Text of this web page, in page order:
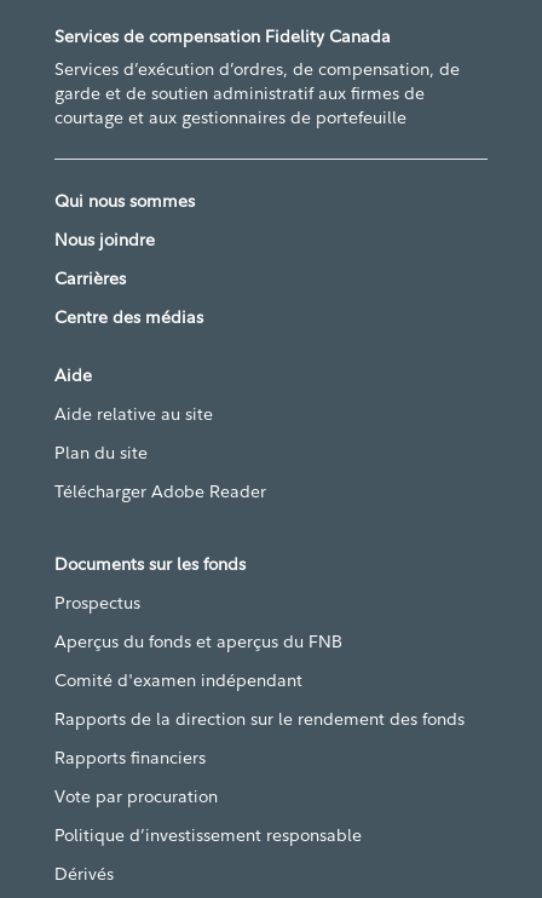
Services de compensation Fidelity Canada
Services d’exécution d’ordres, de compensation, de
garde et de soutien administratif aux firmes de
courtage et aux gestionnaires de portefeuille
Qui nous sommes
Nous joindre
Carrières
Centre des médias
Aide
Aide relative au site
Plan du site
Télécharger Adobe Reader
Documents sur les fonds
Prospectus
Aperçus du fonds et aperçus du FNB
Comité d'examen indépendant
Rapports de la direction sur le rendement des fonds
Rapports financiers
Vote par procuration
Politique d’investissement responsable
Dérivés